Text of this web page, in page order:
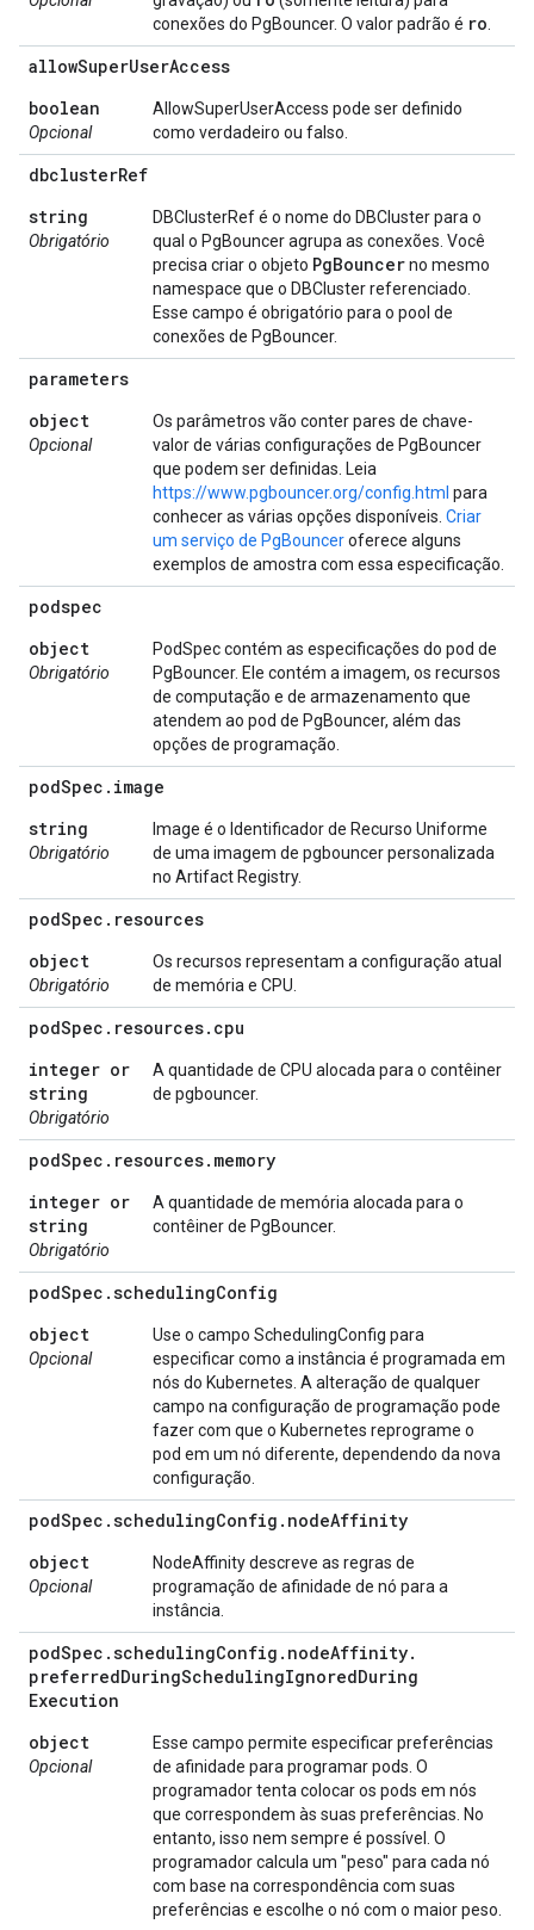
conexões do PgBouncer. O valor padrão é ro
allowSuperUserAccess
boolean
Opcional
AllowSuperUserAccess pode ser definido
como verdadeiro ou falso.
dbclusterRef
string
Obrigatório
DBClusterRef é o nome do DBCluster para o
qual o PgBouncer agrupa as conexões. Você
precisa criar o objeto PgBouncerno mesmo
namespace que o DBCluster referenciado.
Esse campo é obrigatório para o pool de
conexões de PgBouncer.
parameters
object
Opcional
Os parâmetros vão conter pares de chave-
valor de várias configurações de PgBouncer
que podem ser definidas. Leia
https://www.pgbouncer.org/config.html para
conhecer as várias opções disponíveis. Criar
um serviço de PgBounceroferece alguns
exemplos de amostra com essa especificação.
podspec
object
Obrigatório
PodSpec contém as especificações do pod de
PgBouncer. Ele contém a imagem, os recursos
de computação e de armazenamento que
atendem ao pod de PgBouncer, além das
opções de programação.
podSpec . image
string
Obrigatório
Image é o Identificador de Recurso Uniforme
de uma imagem de pgbouncer personalizada
no Artifact Registry.
podSpec . resources
object
Obrigatório
Os recursos representam a configuração atual
de memória e CPU.
podSpec . resources. cpu
integer or
string
Obrigatório
A quantidade de CPU alocada para o contêiner
de pgbouncer.
podSpec . resources. memory
integer or
string
Obrigatório
A quantidade de memória alocada para o
contêiner de PgBouncer.
podSpec .schedulingConfig
object
Opcional
Use o campo SchedulingConfig para
especificar como a instância é programada em
nós do Kubernetes. A alteração de qualquer
campo na configuração de programação pode
fazer com que o Kubernetes reprograme o
pod em um nó diferente, dependendo da nova
configuração.
podSpec .schedulingConfig . nodeAffinity
object
Opcional
NodeAffinity descreve as regras de
programação de afinidade de nó para a
instância.
podSpec .schedulingConfig . nodeAffinity.
preferredDuringSchedulingIgnoredDuring
Execution
object
Opcional
Esse campo permite especificar preferências
de afinidade para programar pods. O
programador tenta colocar os pods em nós
que correspondem às suas preferências. No
entanto, isso nem sempre é possível. O
programador calcula um "peso" para cada nó
com base na correspondência com suas
preferências e escolhe o nó com o maior peso.